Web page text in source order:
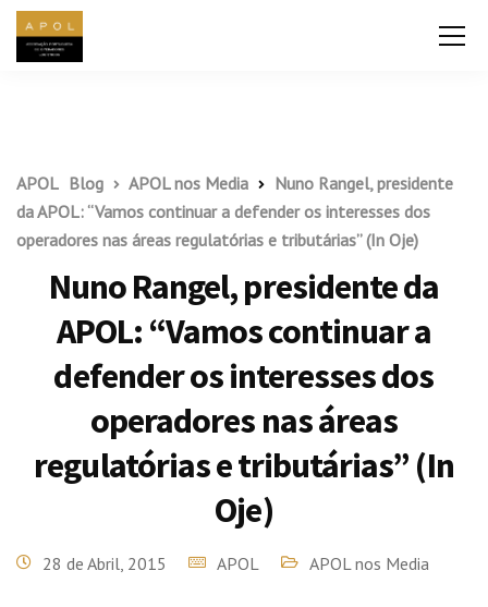
APOL Blog APOL nos Media
Nuno Rangel, presidente
da APOL: “Vamos continuar a defender os interesses dos
operadores nas áreas regulatórias e tributárias” (In Oje)
Nuno Rangel, presidente da
APOL: “Vamos continuar a
defender os interesses dos
operadores nas áreas
regulatórias e tributárias” (In
Oje)
28 de Abril, 2015 APOL APOL nos Media